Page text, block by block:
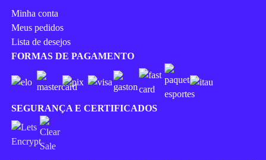
Minha conta
Meus pedidos
Lista de desejos
FORMAS DE PAGAMENTO
SEGURANÇA E CERTIFICADOS